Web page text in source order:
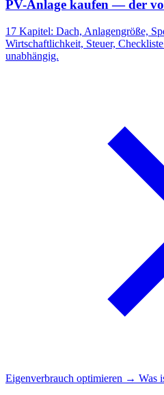
PV-Anlage kaufen — der
17 Kapitel: Dach, Anlagengröße,
Wirtschaftlichkeit, Steuer,
unabhängig.
Eigenverbrauch optimieren → Was